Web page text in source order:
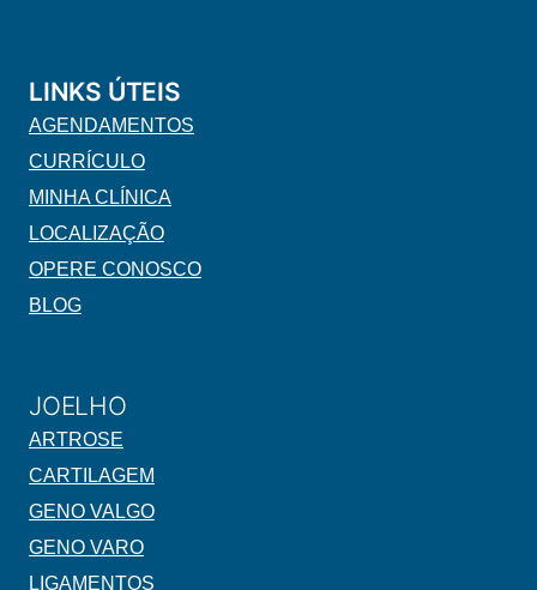
LINKS ÚTEIS
AGENDAMENTOS
CURRÍCULO
MINHA CLÍNICA
LOCALIZAÇÃO
OPERE CONOSCO
BLOG
JOELHO
ARTROSE
CARTILAGEM
GENO VALGO
GENO VARO
LIGAMENTOS